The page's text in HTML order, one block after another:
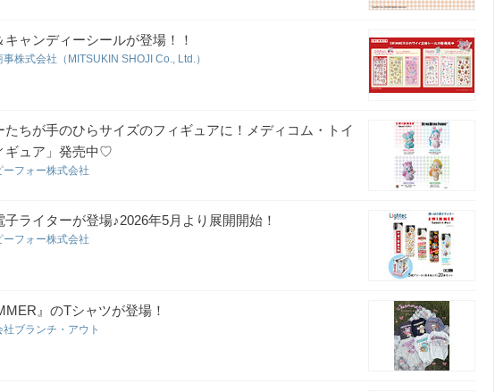
ャンディーシールが登場！！
事株式会社（MITSUKIN SHOJI Co., Ltd.）
たちが手のひらサイズのフィギュアに！メディコム・トイ
ギュア」発売中♡
ーフォー株式会社
ライターが登場♪2026年5月より展開開始！
ーフォー株式会社
』のTシャツが登場！
社ブランチ・アウト